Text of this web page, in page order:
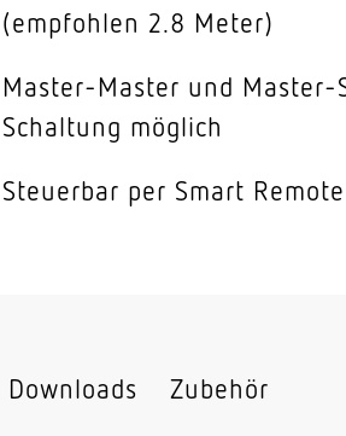
(empfohlen 2.8 Meter)
Master-Master und Master-
Schaltung möglich
Steuerbar per Smart Remote
Downloads Zubehör